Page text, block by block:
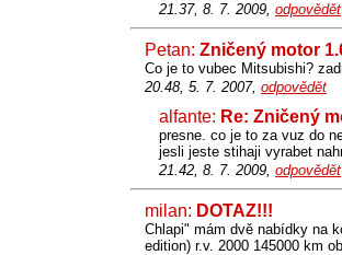
21.37, 8. 7. 2009, odpovědět
Petan: Zničený motor
Co je to vubec Mitsubishi?
20.48, 5. 7. 2007, odpovědět
alfante: Re: Zničený
presne. co je to za vuz do
jesli jeste stihaji vyrabet
21.42, 8. 7. 2009, odpovědět
milan: DOTAZ!!!
Chlapi" mám dvě nabídky na
edition) r.v. 2000 145000 km